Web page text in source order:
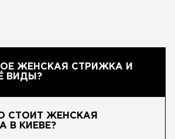
ЖЕНСКАЯ СТРИЖКА И
ВИДЫ?
СТОИТ ЖЕНСКАЯ
В КИЕВЕ?